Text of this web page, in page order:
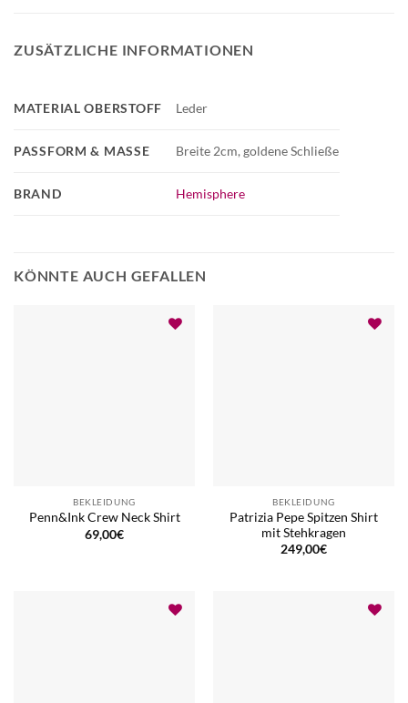
ZUSÄTZLICHE INFORMATIONEN
BRAND Hemisphere
MATERIAL OBERSTOFF Leder
PASSFORM & MASSE Breite 2cm, goldene Schließe
KÖNNTE AUCH GEFALLEN
BEKLEIDUNG
Penn&Ink Crew Neck Shirt
69,00€
BEKLEIDUNG
Patrizia Pepe Spitzen Shirt
mit Stehkragen
249,00€